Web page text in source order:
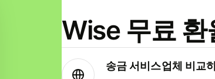
Wise 무료
송금 서비스업체 비교